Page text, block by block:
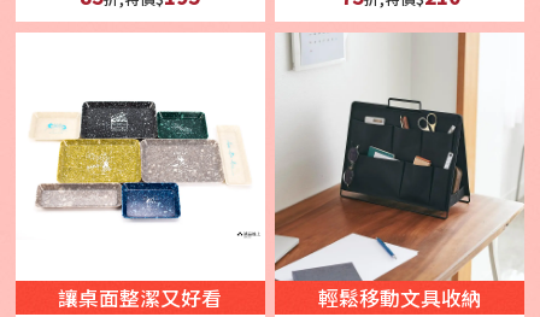
讓桌面整潔又好看 輕鬆移動文具收納